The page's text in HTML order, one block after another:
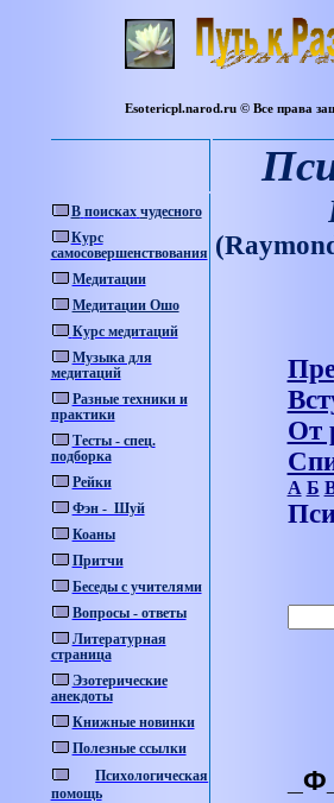
Esotericpl.narod.ru © Все права
В поисках чудесного
Курс
самосовершенствования
Медитации
Медитации Ошо
Курс медитаций
Музыка для
медитаций
Разные техники и
практики
Тесты - спец.
подборка
Рейки
Фэн - Шуй
Коаны
Притчи
Беседы с учителями
Вопросы - ответы
Литературная
страница
Эзотерические
анекдоты
Книжные новинки
Полезные ссылки
Психологическая
помощь
От
А Б
_Ф_